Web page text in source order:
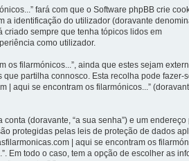
fará com que o Software phpBB crie
identificação do utilizador (doravante
criado sempre que tenha tópicos lidos em
como utilizador.
filarmónicos...”, ainda que estes sejam
partilha connosco. Esta recolha pode fazer-
aqui se encontram os filarmónicos...”
(doravante, “a sua senha”) e um
protegidas pelas leis de proteção de dados
| aqui se encontram os
Em todo o caso, tem a opção de escolher as